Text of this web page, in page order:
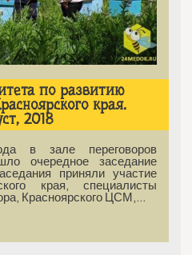
по развитию
края.
2018
в зале переговоров
очередное заседание
приняли участие
края, специалисты
Красноярского ЦСМ,…